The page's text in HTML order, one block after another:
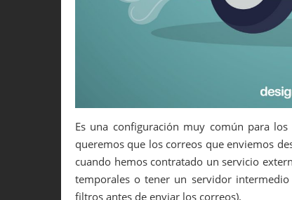
Es una configuración muy común para
queremos que los correos que enviemos
cuando hemos contratado un servicio
temporales o tener un servidor
filtros antes de enviar los correos).